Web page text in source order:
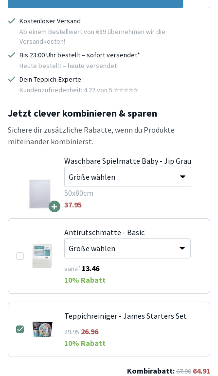
Kostenloser Versand
Ab einem Bestellwert von €89 übernehmen wir die
Versandkosten!
Bis 23:00 Uhr bestellt – sofort versendet*
Heute bestellt – heute versendet
Dein Teppich-Experte
Kundenzufriedenheit: 4.22 von 5 ⭐️⭐️⭐️⭐️⭐️
Jetzt clever kombinieren & sparen
Sichere dir zusätzliche Rabatte, wenn du Produkte
miteinander kombinierst.
+
Waschbare Spielmatte Baby - Jip Grau
50x80cm
37.95
Antirutschmatte - Basic
vanaf 13.46
10% Rabatt
Teppichreiniger - James Starters Set
29.9526.96
10% Rabatt
Kombirabatt:67.90 64.91